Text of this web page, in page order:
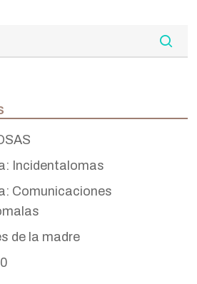
Incidentalomas
Comunicaciones
de la madre